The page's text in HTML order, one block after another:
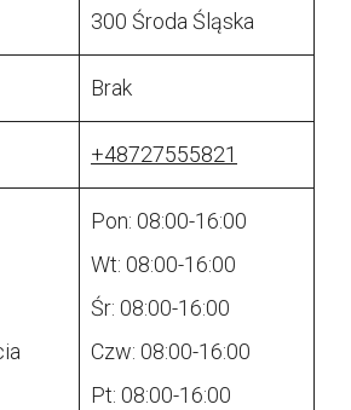
300 Środa Śląska
Brak
+48727555821
Pon: 08:00-16:00
Wt: 08:00-16:00
Śr: 08:00-16:00
Czw: 08:00-16:00
Pt: 08:00-16:00